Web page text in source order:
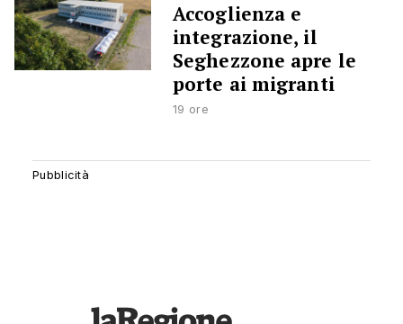
Accoglienza e
integrazione, il
Seghezzone apre le
porte ai migranti
19 ore